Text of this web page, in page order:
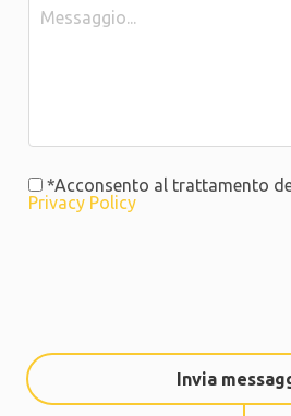
*Acconsento al trattamento
Privacy Policy
Invia